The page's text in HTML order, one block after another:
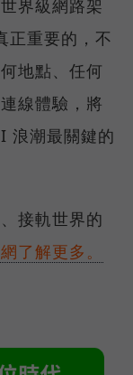
界級網路架
正重要的，不
地點、任何
線體驗，將
浪潮最關鍵的
接軌世界的
了解更多。